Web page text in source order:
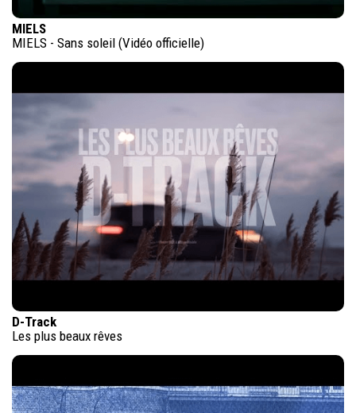
MIELS
MIELS - Sans soleil (Vidéo officielle)
D-Track
Les plus beaux rêves